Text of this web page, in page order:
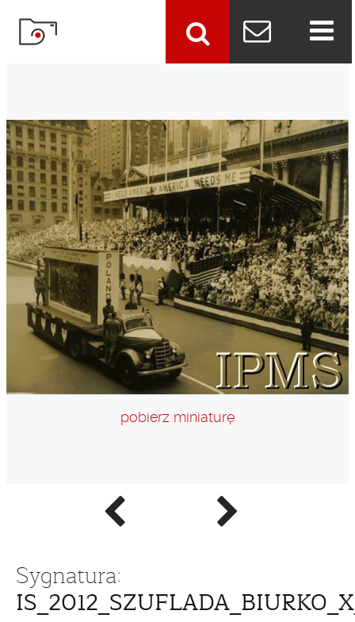
Poprzednie
zdjęcie
Następne
zdjęcie
pobierz miniaturę
Sygnatura: